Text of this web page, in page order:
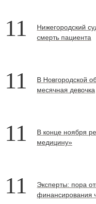
11
Нижегородский
смерть пациента
11
В Новгородской
месячная девочка
11
В конце ноября
медицину»
11
Эксперты: пора
финансирования